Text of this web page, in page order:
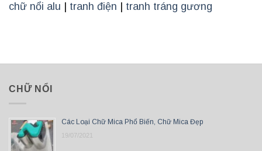
chữ nổi alu
tranh điện tranh tráng gương
CHỮ NỔI
Các Loại Chữ Mica Phổ Biến, Chữ Mica Đẹp
19/07/2021